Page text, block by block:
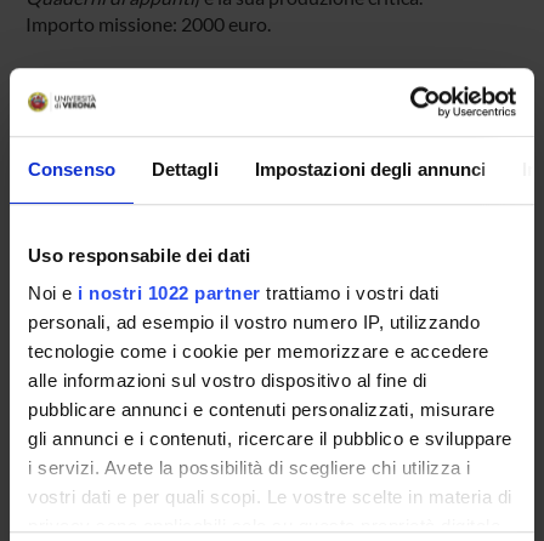
Consenso Dettagli Impostazioni degli annunci
Uso responsabile dei dati
Noi e i nostri 1022 partner trattiamo i vostri dati
personali, ad esempio il vostro numero IP, utilizzando
tecnologie come i cookie per memorizzare e accedere
alle informazioni sul vostro dispositivo al fine di
pubblicare annunci e contenuti personalizzati, misurare
gli annunci e i contenuti, ricercare il pubblico e sviluppare
i servizi. Avete la possibilità di scegliere chi utilizza i
vostri dati e per quali scopi. Le vostre scelte in materia di
Importo missione: 2000 euro.
PARTECIPANTI AL PROGETTO
Professore associato
Letteratura russa e letterature slave comparate
Letteratura russa
ATTIVITÀ